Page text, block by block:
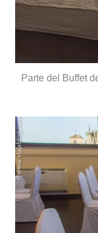
Parte del Buffet